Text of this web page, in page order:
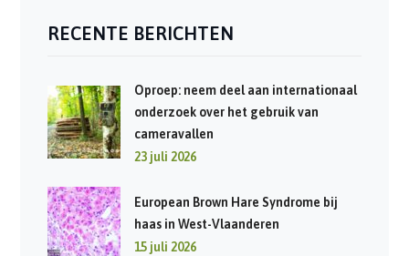
RECENTE BERICHTEN
Oproep: neem deel aan internationaal
onderzoek over het gebruik van
cameravallen
23 juli 2026
European Brown Hare Syndrome bij
haas in West-Vlaanderen
15 juli 2026